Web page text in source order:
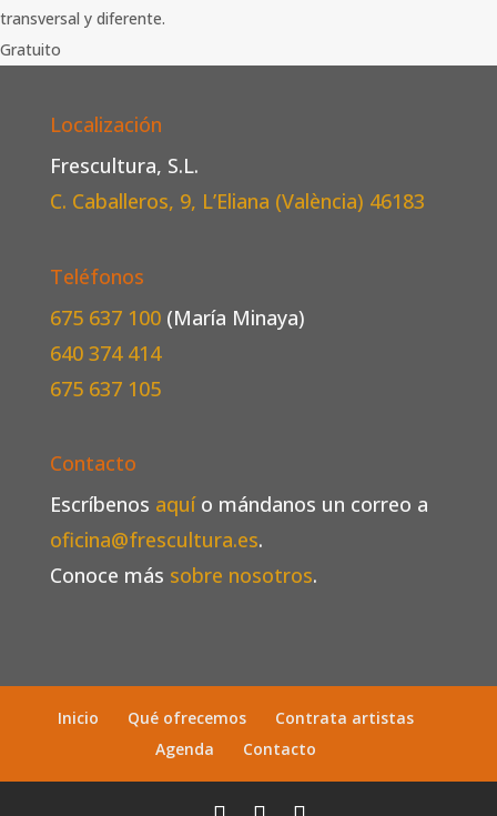
transversal y diferente.
Gratuito
Localización
Frescultura, S.L.
C. Caballeros, 9, L’Eliana (València) 46183
Teléfonos
675 637 100 (María Minaya)
640 374 414
675 637 105
Contacto
Escríbenos aquío mándanos un correo a
oficina@frescultura.es.
Conoce más sobre nosotros.
Inicio Qué ofrecemos
Contrata artistas
Agenda
Contacto